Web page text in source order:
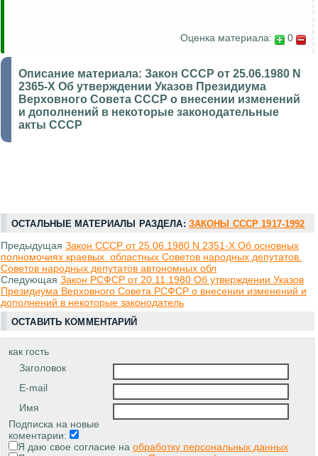
Оценка материала: 0
Описание материала: Закон СССР от 25.06.1980 N
2365-X Об утверждении Указов Президиума
Верховного Совета СССР о внесении изменений
и дополнений в некоторые законодательные
акты СССР
ОСТАЛЬНЫЕ МАТЕРИАЛЫ РАЗДЕЛА: ЗАКОНЫ СССР 1917-1992
Предыдущая Закон СССР от 25.06.1980 N 2351-X Об основных
полномочиях краевых. областных Советов народных депутатов.
Советов народных депутатов автономных обл
Следующая Закон РСФСР от 20.11.1980 Об утверждении Указов
Президиума Верховного Совета РСФСР о внесении изменений и
дополнений в некоторые законодатель
ОСТАВИТЬ КОММЕНТАРИЙ
как гость
Заголовок
E-mail
Имя
Подписка на новые
коментарии:
Я даю свое согласие на обработку персональных данных